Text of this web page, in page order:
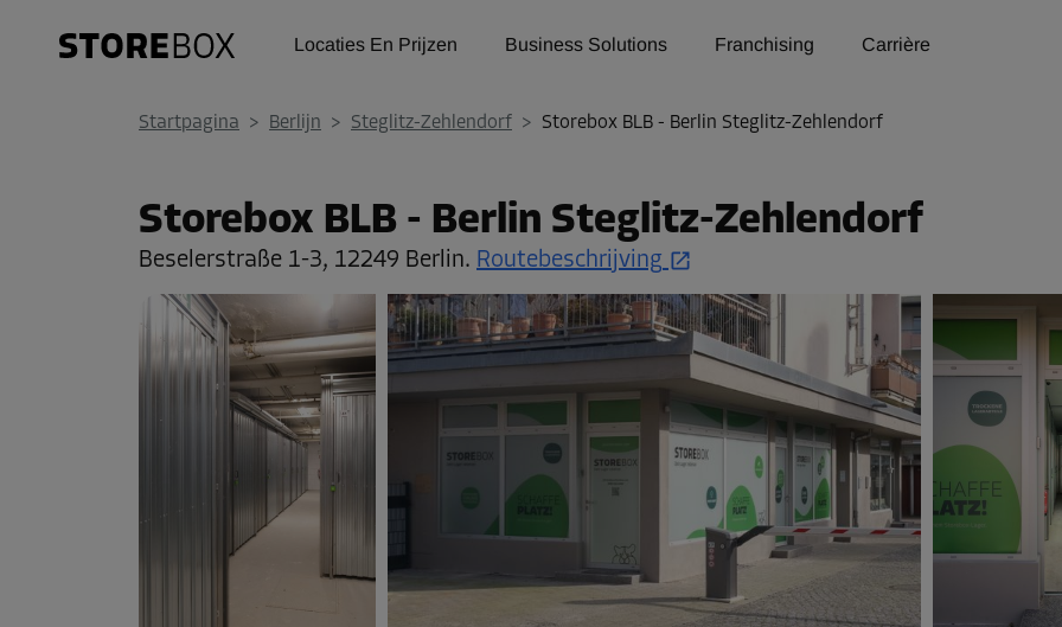
Locaties En Prijzen Business Solutions Franchising Carrière
Startpagina > Berlijn > Steglitz-Zehlendorf > Storebox BLB - Berlin Steglitz-Zehlendorf
Storebox BLB - Berlin Steglitz-Zehlendorf
Beselerstraße 1-3, 12249 Berlin. Routebeschrijving